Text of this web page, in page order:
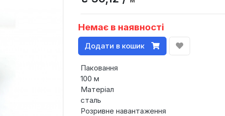
Немає в наявності
Додати в кошик
Паковання
100 м
Матеріал
сталь
Розривне навантаження